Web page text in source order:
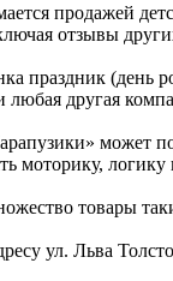
продажей
отзывы
праздник (день
любая другая
может
моторику,
товары
ул. Льва